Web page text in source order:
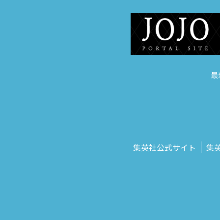
集英社公式サイト 集